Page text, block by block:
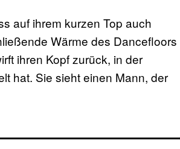
auf ihrem kurzen Top auch
Wärme des Dancefloors
ihren Kopf zurück, in der
hat. Sie sieht einen Mann, der